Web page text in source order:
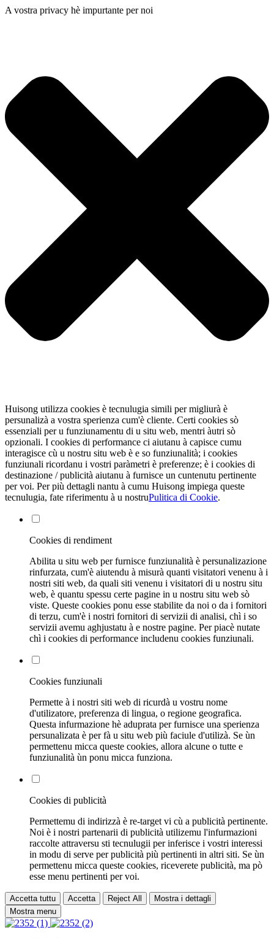
A vostra privacy hè impurtante per noi
Huisong utilizza cookies è tecnulugia simili per migliurà è
persunalizà a vostra sperienza cum'è cliente. Certi cookies sò
essenziali per u funziunamentu di u situ web, mentri àutri sò
opzionali. I cookies di performance ci aiutanu à capisce cumu
interagisce cù u nostru situ web è e so funziunalità; i cookies
funziunali ricordanu i vostri paràmetri è preferenze; è i cookies di
destinazione / publicità aiutanu à furnisce un cuntenutu pertinente
per voi. Per più dettagli nantu à cumu Huisong impiega queste
tecnulugia, fate riferimentu à u nostruPulitica di Cookie.
Cookies di rendiment
Abilita u situ web per furnisce funziunalità è persunalizazione
rinfurzata, cum'è aiutendu à misurà quanti visitatori venenu à i
nostri siti web, da quali siti venenu i visitatori di u nostru situ
web, è quantu spessu certe pagine in u nostru situ web sò
viste. Queste cookies ponu esse stabilite da noi o da i fornitori
di terzu, cum'è i nostri fornitori di servizii di analisi, chì i so
servizii avemu aghjustatu à e nostre pagine. Per piacè nutate
chì i cookies di performance includenu cookies funziunali.
Cookies funziunali
Permette à i nostri siti web di ricurdà u vostru nome
d'utilizatore, preferenza di lingua, o regione geografica.
Questa infurmazione hè aduprata per furnisce una sperienza
persunalizata è per fà u situ web più faciule d'utilizà. Se ùn
permettenu micca queste cookies, allora alcune o tutte e
funziunalità ùn ponu micca funziona.
Cookies di publicità
Permettemu di indirizzà è re-target vi cù a publicità pertinente.
Noi è i nostri partenarii di publicità utilizemu l'infurmazioni
raccolte attraversu sti tecnulugii per inferisce i vostri interessi
in modu di serve per publicità più pertinenti in altri siti. Se ùn
permettenu micca queste cookies, riceverete publicità, ma pò
esse menu pertinenti per voi.
Accetta tuttu Accetta Reject All
Mostra i dettagli
Mostra menu